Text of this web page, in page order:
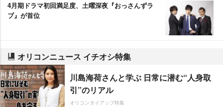
4月期ドラマ初回満足度、土曜深夜『おっさんずラ
ブ』が首位
オリコンニュース イチオシ特集
川島海荷さんと学ぶ 日常に潜む“人身取
引”のリアル
オリコンタイアップ特集